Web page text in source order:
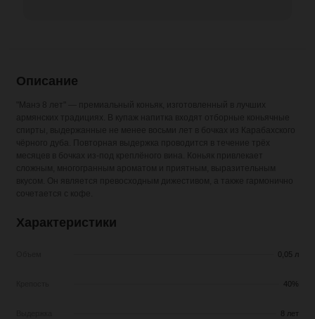
Описание
Характеристики
0,05 л
40%
8 лет